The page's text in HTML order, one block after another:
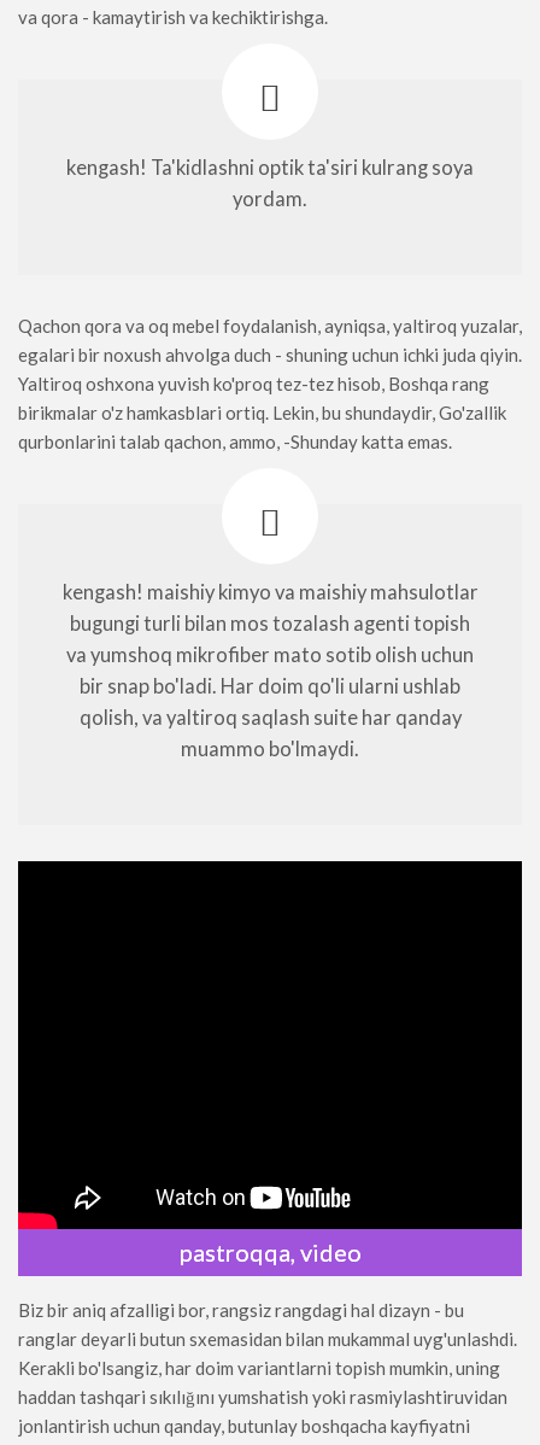
va qora - kamaytirish va kechiktirishga.
kengash! Ta'kidlashni optik ta'siri kulrang soya
yordam.
Qachon qora va oq mebel foydalanish, ayniqsa, yaltiroq yuzalar,
egalari bir noxush ahvolga duch - shuning uchun ichki juda qiyin.
Yaltiroq oshxona yuvish ko'proq tez-tez hisob, Boshqa rang
birikmalar o'z hamkasblari ortiq. Lekin, bu shundaydir, Go'zallik
qurbonlarini talab qachon, ammo, -Shunday katta emas.
kengash! maishiy kimyo va maishiy mahsulotlar
bugungi turli bilan mos tozalash agenti topish
va yumshoq mikrofiber mato sotib olish uchun
bir snap bo'ladi. Har doim qo'li ularni ushlab
qolish, va yaltiroq saqlash suite har qanday
muammo bo'lmaydi.
pastroqqa, video
Biz bir aniq afzalligi bor, rangsiz rangdagi hal dizayn - bu
ranglar deyarli butun sxemasidan bilan mukammal uyg'unlashdi.
Kerakli bo'lsangiz, har doim variantlarni topish mumkin, uning
haddan tashqari sıkılığını yumshatish yoki rasmiylashtiruvidan
jonlantirish uchun qanday, butunlay boshqacha kayfiyatni